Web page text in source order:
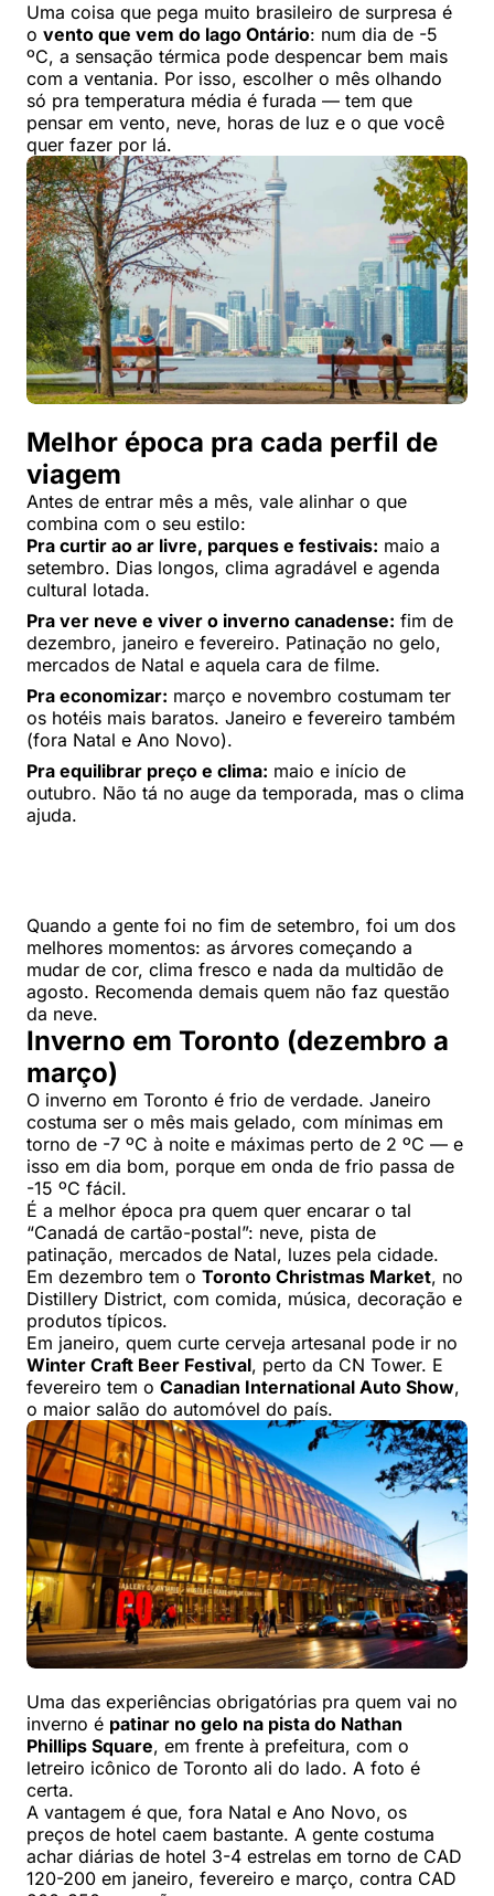
Uma coisa que pega muito brasileiro de surpresa é
o vento que vem do lago Ontário: num dia de -5
ºC, a sensação térmica pode despencar bem mais
com a ventania. Por isso, escolher o mês olhando
só pra temperatura média é furada — tem que
pensar em vento, neve, horas de luz e o que você
quer fazer por lá.
Melhor época pra cada perfil de
viagem
Antes de entrar mês a mês, vale alinhar o que
combina com o seu estilo:
Pra curtir ao ar livre, parques e festivais: maio a
setembro. Dias longos, clima agradável e agenda
cultural lotada.
Pra ver neve e viver o inverno canadense: fim de
dezembro, janeiro e fevereiro. Patinação no gelo,
mercados de Natal e aquela cara de filme.
Pra economizar: março e novembro costumam ter
os hotéis mais baratos. Janeiro e fevereiro também
(fora Natal e Ano Novo).
Pra equilibrar preço e clima: maio e início de
outubro. Não tá no auge da temporada, mas o clima
ajuda.
Quando a gente foi no fim de setembro, foi um dos
melhores momentos: as árvores começando a
mudar de cor, clima fresco e nada da multidão de
agosto. Recomenda demais quem não faz questão
da neve.
Inverno em Toronto (dezembro a
março)
O inverno em Toronto é frio de verdade. Janeiro
costuma ser o mês mais gelado, com mínimas em
torno de -7 ºC à noite e máximas perto de 2 ºC — e
isso em dia bom, porque em onda de frio passa de
-15 ºC fácil.
É a melhor época pra quem quer encarar o tal
“Canadá de cartão-postal”: neve, pista de
patinação, mercados de Natal, luzes pela cidade.
Em dezembro tem o Toronto Christmas Market, no
Distillery District, com comida, música, decoração e
produtos típicos.
Em janeiro, quem curte cerveja artesanal pode ir no
Winter Craft Beer Festival, perto da CN Tower. E
fevereiro tem o Canadian International Auto Show,
o maior salão do automóvel do país.
Uma das experiências obrigatórias pra quem vai no
inverno é patinar no gelo na pista do Nathan
Phillips Square, em frente à prefeitura, com o
letreiro icônico de Toronto ali do lado. A foto é
certa.
A vantagem é que, fora Natal e Ano Novo, os
preços de hotel caem bastante. A gente costuma
achar diárias de hotel 3-4 estrelas em torno de CAD
120-200 em janeiro, fevereiro e março, contra CAD